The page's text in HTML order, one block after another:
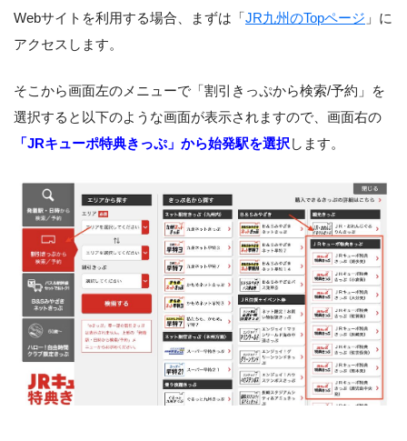
Webサイトを利用する場合、まずは「JR九州のTopページ 」に
アクセスします。
そこから画面左のメニューで「割引きっぷから検索/予約」を
選択すると以下のような画面が表示されますので、画面右の
「JRキューポ特典きっぷ」から始発駅を選択します。